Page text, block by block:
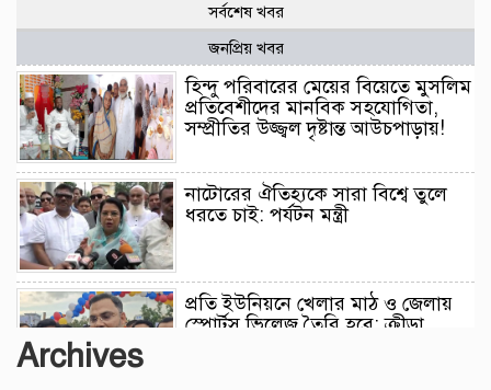
সর্বশেষ খবর
জনপ্রিয় খবর
হিন্দু পরিবারের মেয়ের বিয়েতে মুসলিম
প্রতিবেশীদের মানবিক সহযোগিতা,
সম্প্রীতির উজ্জ্বল দৃষ্টান্ত আউচপাড়ায়!
নাটোরের ঐতিহ্যকে সারা বিশ্বে তুলে
ধরতে চাই: পর্যটন মন্ত্রী
প্রতি ইউনিয়নে খেলার মাঠ ও জেলায়
স্পোর্টস ভিলেজ তৈরি হবে: ক্রীড়া
Archives